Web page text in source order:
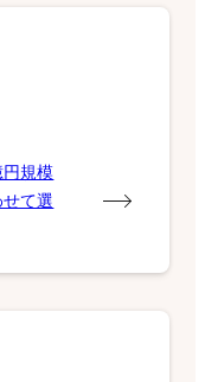
円規模
て選